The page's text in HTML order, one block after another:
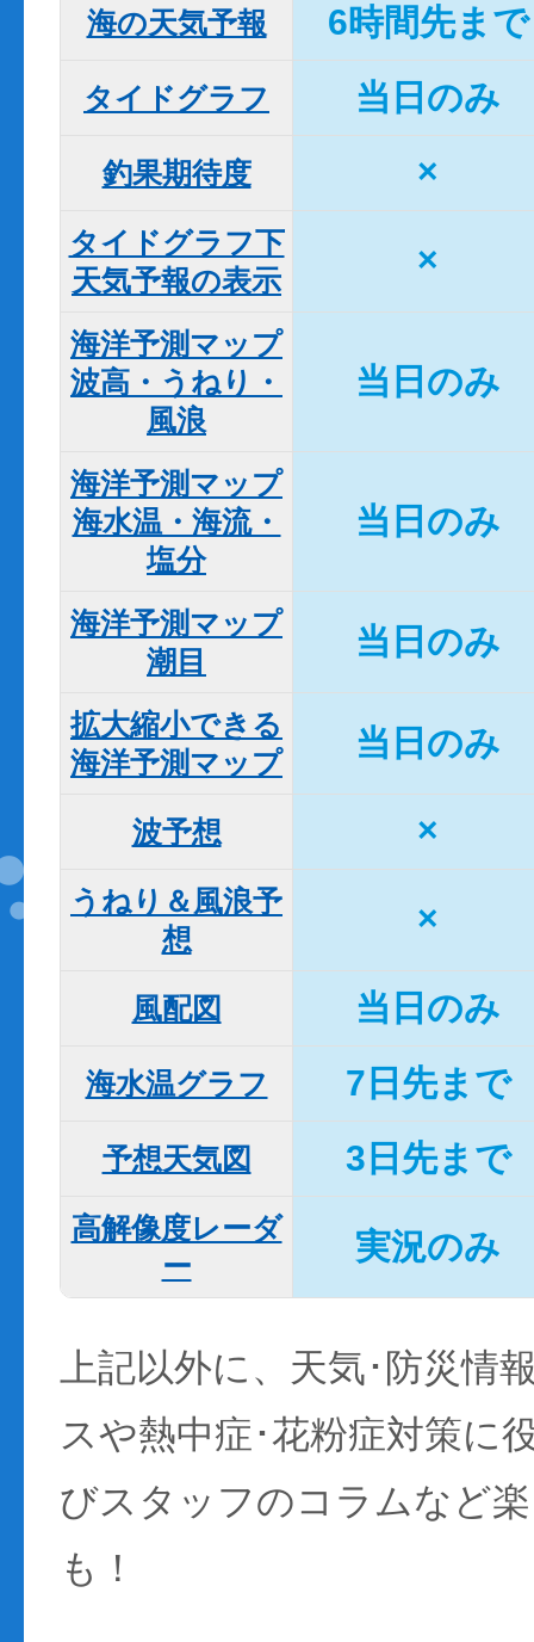
海の天気予報 6時間先まで
タイドグラフ 当日のみ
釣果期待度 ×
タイドグラフ下
天気予報の表示
×
海洋予測マップ
波高・うねり・
風浪
当日のみ
海洋予測マップ
海水温・海流・
塩分
当日のみ
海洋予測マップ
潮目
当日のみ
拡大縮小できる
海洋予測マップ
当日のみ
波予想 ×
うねり＆風浪予
想
×
風配図 当日のみ
海水温グラフ 7日先まで
予想天気図 3日先まで
高解像度レーダ
ー
実況のみ
上記以外に、天気･防災情
スや熱中症･花粉症対策に
びスタッフのコラムなど
も！